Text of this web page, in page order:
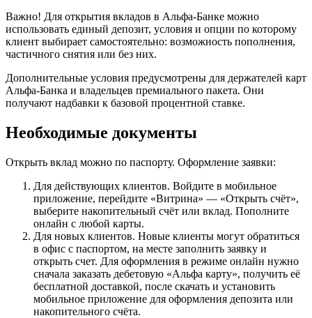
Важно! Для открытия вкладов в Альфа-Банке можно
использовать единый депозит, условия и опции по которому
клиент выбирает самостоятельно: возможность пополнения,
частичного снятия или без них.
Дополнительные условия предусмотрены для держателей карт
Альфа-Банка и владельцев премиального пакета. Они
получают надбавки к базовой процентной ставке.
Необходимые документы
Открыть вклад можно по паспорту. Оформление заявки:
Для действующих клиентов. Войдите в мобильное
приложение, перейдите «Витрина» — «Открыть счёт»,
выберите накопительный счёт или вклад. Пополните
онлайн с любой карты.
Для новых клиентов. Новые клиенты могут обратиться
в офис с паспортом, на месте заполнить заявку и
открыть счет. Для оформления в режиме онлайн нужно
сначала заказать дебетовую «Альфа карту», получить её
бесплатной доставкой, после скачать и установить
мобильное приложение для оформления депозита или
накопительного счёта.